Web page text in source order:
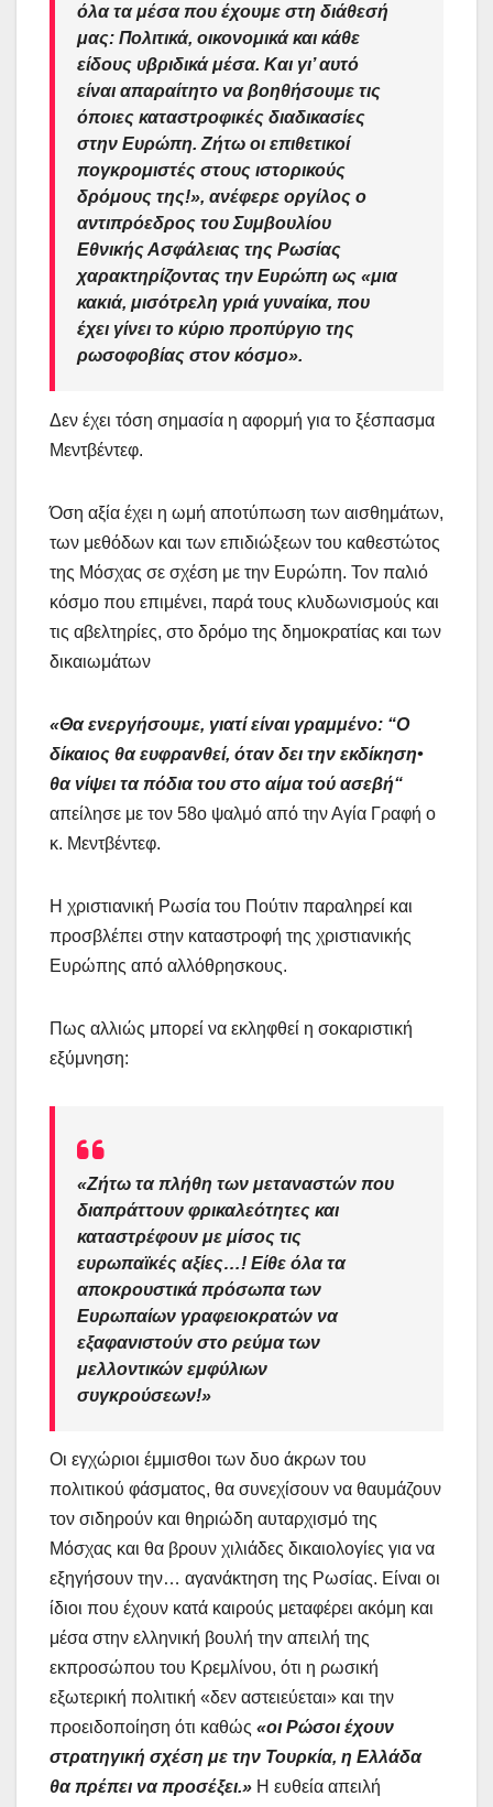
όλα τα μέσα που έχουμε στη διάθεσή
μας: Πολιτικά, οικονομικά και κάθε
είδους υβριδικά μέσα. Και γι’ αυτό
είναι απαραίτητο να βοηθήσουμε τις
όποιες καταστροφικές διαδικασίες
στην Ευρώπη. Ζήτω οι επιθετικοί
πογκρομιστές στους ιστορικούς
δρόμους της!», ανέφερε οργίλος ο
αντιπρόεδρος του Συμβουλίου
Εθνικής Ασφάλειας της Ρωσίας
χαρακτηρίζοντας την Ευρώπη ως «μια
κακιά, μισότρελη γριά γυναίκα, που
έχει γίνει το κύριο προπύργιο της
ρωσοφοβίας στον κόσμο».
Δεν έχει τόση σημασία η αφορμή για το ξέσπασμα
Μεντβέντεφ.
Όση αξία έχει η ωμή αποτύπωση των αισθημάτων,
των μεθόδων και των επιδιώξεων του καθεστώτος
της Μόσχας σε σχέση με την Ευρώπη. Τον παλιό
κόσμο που επιμένει, παρά τους κλυδωνισμούς και
τις αβελτηρίες, στο δρόμο της δημοκρατίας και των
δικαιωμάτων
«Θα ενεργήσουμε, γιατί είναι γραμμένο: “O
δίκαιος θα ευφρανθεί, όταν δει την εκδίκηση•
θα νίψει τα πόδια του στο αίμα τού ασεβή“
απείλησε με τον 58ο ψαλμό από την Αγία Γραφή ο
κ. Μεντβέντεφ.
Η χριστιανική Ρωσία του Πούτιν παραληρεί και
προσβλέπει στην καταστροφή της χριστιανικής
Ευρώπης από αλλόθρησκους.
Πως αλλιώς μπορεί να εκληφθεί η σοκαριστική
εξύμνηση:
«Ζήτω τα πλήθη των μεταναστών που
διαπράττουν φρικαλεότητες και
καταστρέφουν με μίσος τις
ευρωπαϊκές αξίες…! Είθε όλα τα
αποκρουστικά πρόσωπα των
Ευρωπαίων γραφειοκρατών να
εξαφανιστούν στο ρεύμα των
μελλοντικών εμφύλιων
συγκρούσεων!»
Οι εγχώριοι έμμισθοι των δυο άκρων του
πολιτικού φάσματος, θα συνεχίσουν να θαυμάζουν
τον σιδηρούν και θηριώδη αυταρχισμό της
Μόσχας και θα βρουν χιλιάδες δικαιολογίες για να
εξηγήσουν την… αγανάκτηση της Ρωσίας. Είναι οι
ίδιοι που έχουν κατά καιρούς μεταφέρει ακόμη και
μέσα στην ελληνική βουλή την απειλή της
εκπροσώπου του Κρεμλίνου, ότι η ρωσική
εξωτερική πολιτική «δεν αστειεύεται» και την
προειδοποίηση ότι καθώς «οι Ρώσοι έχουν
στρατηγική σχέση με την Τουρκία, η Ελλάδα
θα πρέπει να προσέξει.» Η ευθεία απειλή